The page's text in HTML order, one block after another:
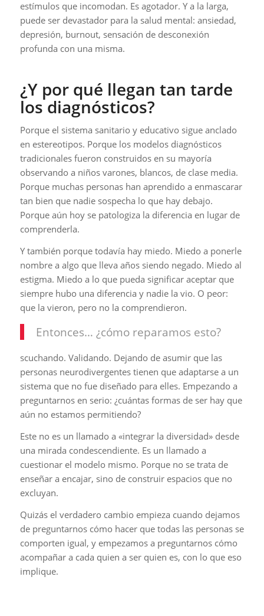
estímulos que incomodan. Es agotador. Y a la larga,
puede ser devastador para la salud mental: ansiedad,
depresión, burnout, sensación de desconexión
profunda con una misma.
¿Y por qué llegan tan tarde
los diagnósticos?
Porque el sistema sanitario y educativo sigue anclado
en estereotipos. Porque los modelos diagnósticos
tradicionales fueron construidos en su mayoría
observando a niños varones, blancos, de clase media.
Porque muchas personas han aprendido a enmascarar
tan bien que nadie sospecha lo que hay debajo.
Porque aún hoy se patologiza la diferencia en lugar de
comprenderla.
Y también porque todavía hay miedo. Miedo a ponerle
nombre a algo que lleva años siendo negado. Miedo al
estigma. Miedo a lo que pueda significar aceptar que
siempre hubo una diferencia y nadie la vio. O peor:
que la vieron, pero no la comprendieron.
Entonces… ¿cómo reparamos esto?
scuchando. Validando. Dejando de asumir que las
personas neurodivergentes tienen que adaptarse a un
sistema que no fue diseñado para elles. Empezando a
preguntarnos en serio: ¿cuántas formas de ser hay que
aún no estamos permitiendo?
Este no es un llamado a «integrar la diversidad» desde
una mirada condescendiente. Es un llamado a
cuestionar el modelo mismo. Porque no se trata de
enseñar a encajar, sino de construir espacios que no
excluyan.
Quizás el verdadero cambio empieza cuando dejamos
de preguntarnos cómo hacer que todas las personas se
comporten igual, y empezamos a preguntarnos cómo
acompañar a cada quien a ser quien es, con lo que eso
implique.